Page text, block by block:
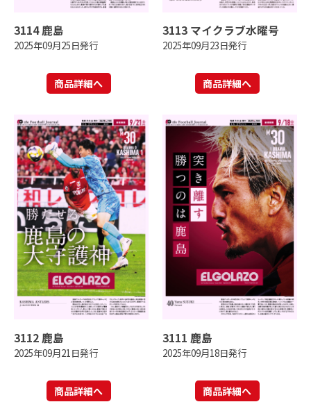
3114 鹿島
2025年09月25日発行
商品詳細へ
3113 マイクラブ水曜号
2025年09月23日発行
商品詳細へ
3112 鹿島
2025年09月21日発行
商品詳細へ
3111 鹿島
2025年09月18日発行
商品詳細へ